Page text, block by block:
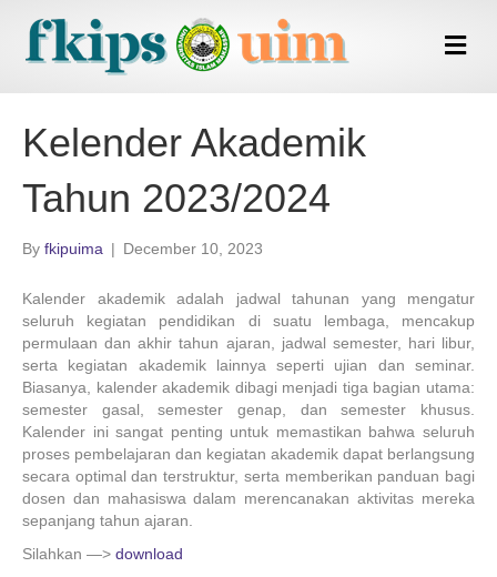
M
e
Kelender Akademik
Tahun 2023/2024
By fkipuima | December 10, 2023
Kalender akademik adalah jadwal tahunan yang mengatur
seluruh kegiatan pendidikan di suatu lembaga, mencakup
permulaan dan akhir tahun ajaran, jadwal semester, hari libur,
serta kegiatan akademik lainnya seperti ujian dan seminar.
Biasanya, kalender akademik dibagi menjadi tiga bagian utama:
semester gasal, semester genap, dan semester khusus.
Kalender ini sangat penting untuk memastikan bahwa seluruh
proses pembelajaran dan kegiatan akademik dapat berlangsung
secara optimal dan terstruktur, serta memberikan panduan bagi
dosen dan mahasiswa dalam merencanakan aktivitas mereka
sepanjang tahun ajaran.
Silahkan —> download